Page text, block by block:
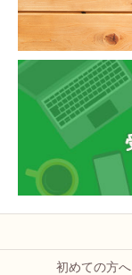
初めての方へ